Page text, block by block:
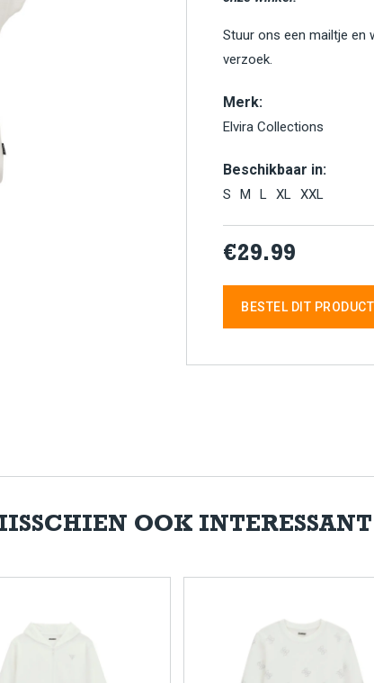
Stuur ons een mailtje en
verzoek.
Merk:
Elvira Collections
Beschikbaar in:
S M L XL XXL
€29.99
BESTEL DIT PRODUCT
OOK INTERESSANT